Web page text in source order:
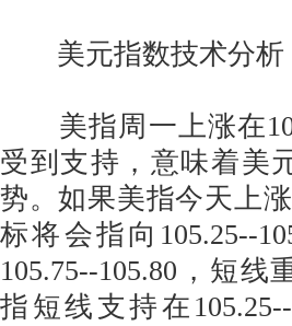
美元指数技术分析
美指周一上涨在
受到支持，意味着美
势。如果美指今天上
标将会指向105.25--
105.75--105.80，短线
指短线支持在